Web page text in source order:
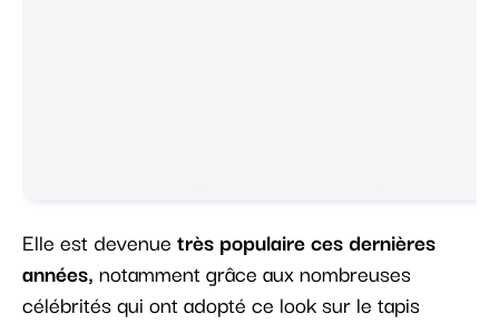
Elle est devenue très populaire ces dernières
années, notamment grâce aux nombreuses
célébrités qui ont adopté ce look sur le tapis